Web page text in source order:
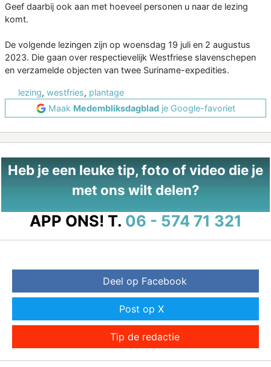
Geef daarbij ook aan met hoeveel personen u naar de lezing
komt.
De volgende lezingen zijn op woensdag 19 juli en 2 augustus
2023. Die gaan over respectievelijk Westfriese slavenschepen
en verzamelde objecten van twee Suriname-expedities.
lezing, westfries, plantage
Maak Medembliksdagbladje Google-favoriet
Heb je een leuke tip, foto of video die je
met ons wilt delen?
APP ONS! T. 06 - 574 71 321
Deel op Facebook
Post op X
Tip de redactie